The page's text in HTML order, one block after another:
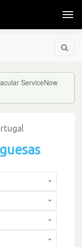
ServiceNow